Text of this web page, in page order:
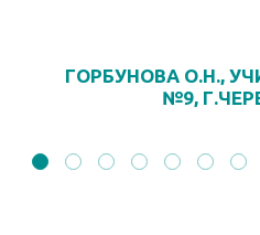
ГОРБУНОВА О.Н.,
№9,